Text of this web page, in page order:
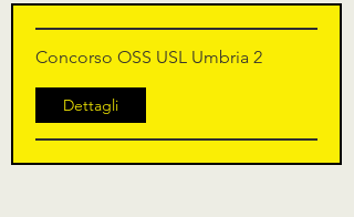
Concorso OSS USL Umbria 2
Dettagli